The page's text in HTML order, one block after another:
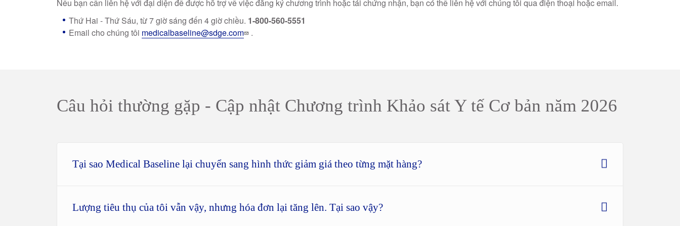
Nếu bạn cần liên hệ với đại diện để được hỗ trợ về việc đăng ký chương trình hoặc tái chứng nhận, bạn có thể liên hệ với chúng tôi qua điện thoại hoặc email.
Thứ Hai - Thứ Sáu, từ 7 giờ sáng đến 4 giờ chiều. 1-800-560-5551
Email cho chúng tôi medicalbaseline@sdge.com .
Câu hỏi thường gặp - Cập nhật Chương trình Khảo sát Y tế Cơ bản năm 2026
Tại sao Medical Baseline lại chuyển sang hình thức giảm giá theo từng mặt hàng?
Lượng tiêu thụ của tôi vẫn vậy, nhưng hóa đơn lại tăng lên. Tại sao vậy?